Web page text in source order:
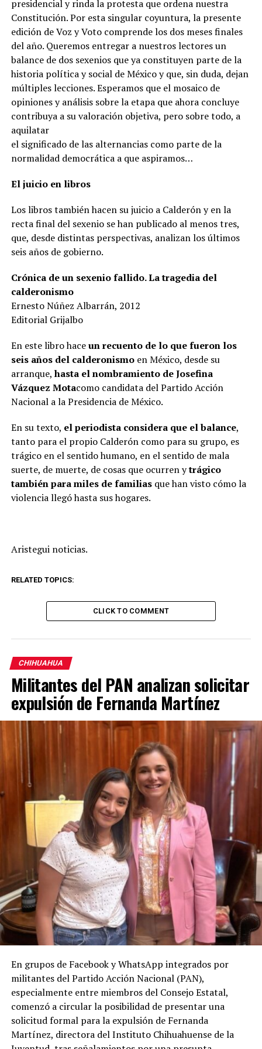
presidencial y rinda la protesta que ordena nuestra
Constitución. Por esta singular coyuntura, la presente
edición de Voz y Voto comprende los dos meses finales
del año. Queremos entregar a nuestros lectores un
balance de dos sexenios que ya constituyen parte de la
historia política y social de México y que, sin duda, dejan
múltiples lecciones. Esperamos que el mosaico de
opiniones y análisis sobre la etapa que ahora concluye
contribuya a su valoración objetiva, pero sobre todo, a
aquilatar
el significado de las alternancias como parte de la
normalidad democrática a que aspiramos…
El juicio en libros
Los libros también hacen su juicio a Calderón y en la
recta final del sexenio se han publicado al menos tres,
que, desde distintas perspectivas, analizan los últimos
seis años de gobierno.
Crónica de un sexenio fallido. La tragedia del
calderonismo
Ernesto Núñez Albarrán, 2012
Editorial Grijalbo
En este libro haceun recuento de lo que fueron los
seis años del calderonismoen México, desde su
arranque,hasta el nombramiento de Josefina
Vázquez Motacomo candidata del Partido Acción
Nacional a la Presidencia de México.
En su texto, el periodista considera que el balance,
tanto para el propio Calderón como para su grupo, es
trágico en el sentido humano, en el sentido de mala
suerte, de muerte, de cosas que ocurren ytrágico
también para miles de familiasque han visto cómo la
violencia llegó hasta sus hogares.
Aristegui noticias.
RELATED TOPICS:
CLICK TO COMMENT
CHIHUAHUA
Militantes del PAN analizan solicitar
expulsión de Fernanda Martínez
En grupos de Facebook y WhatsApp integrados por
militantes del Partido Acción Nacional (PAN),
especialmente entre miembros del Consejo Estatal,
comenzó a circular la posibilidad de presentar una
solicitud formal para la expulsión de Fernanda
Martínez, directora del Instituto Chihuahuense de la